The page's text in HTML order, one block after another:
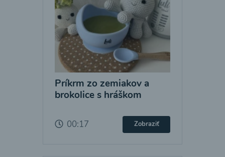
Príkrm zo zemiakov a
brokolice s hráškom
00:17 Zobraziť